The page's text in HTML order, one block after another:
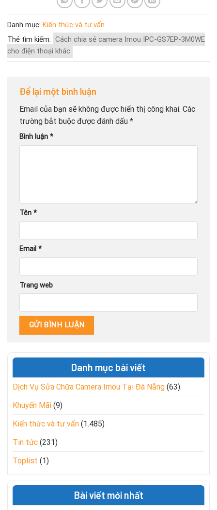
Danh mục: Kiến thức và tư vấn
Thẻ tìm kiếm: Cách chia sẻ camera Imou IPC-GS7EP-3M0WE
cho điện thoại khác
Để lại một bình luận
Email của bạn sẽ không được hiển thị công khai. Các
trường bắt buộc được đánh dấu *
Bình luận *
Tên *
Email *
Trang web
Danh mục bài viết
Dịch Vụ Sửa Chữa Camera Imou Tại Đà Nẵng (63)
Khuyến Mãi (9)
Kiến thức và tư vấn (1.485)
Tin tức (231)
Toplist (1)
Bài viết mới nhất